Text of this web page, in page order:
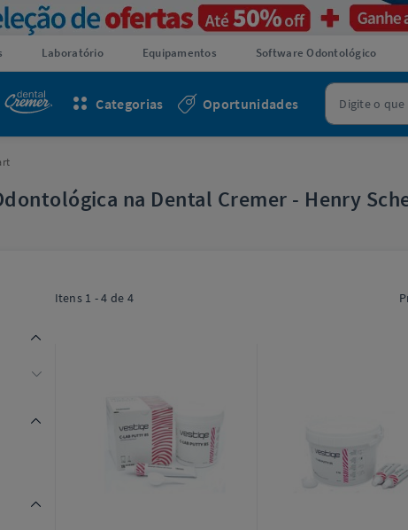
Laboratório Equipamentos Software Odontológico
Oportunidades
Categorias
na Dental Cremer - Henry
Itens 1 - 4 de 4